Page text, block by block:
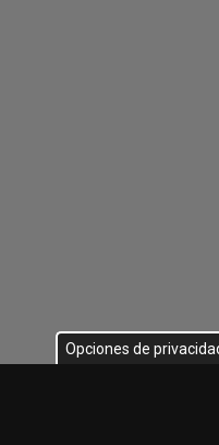
Opciones de